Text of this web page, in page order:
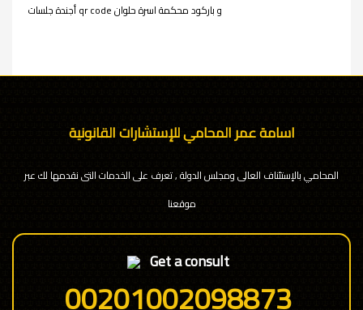
أجندة جلسات qr code و باركود محكمة اسرة حلوان
اسامة عمر المحامي للإستشارات القانونية
المحامي بالإستئناف العالى ومجلس الدولة , تعرف على الخدمات التى نقدمها لك عبر
موقعنا
Get a consult
00201002098873